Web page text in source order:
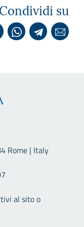
Condividi su
Rome | Italy
al sito o